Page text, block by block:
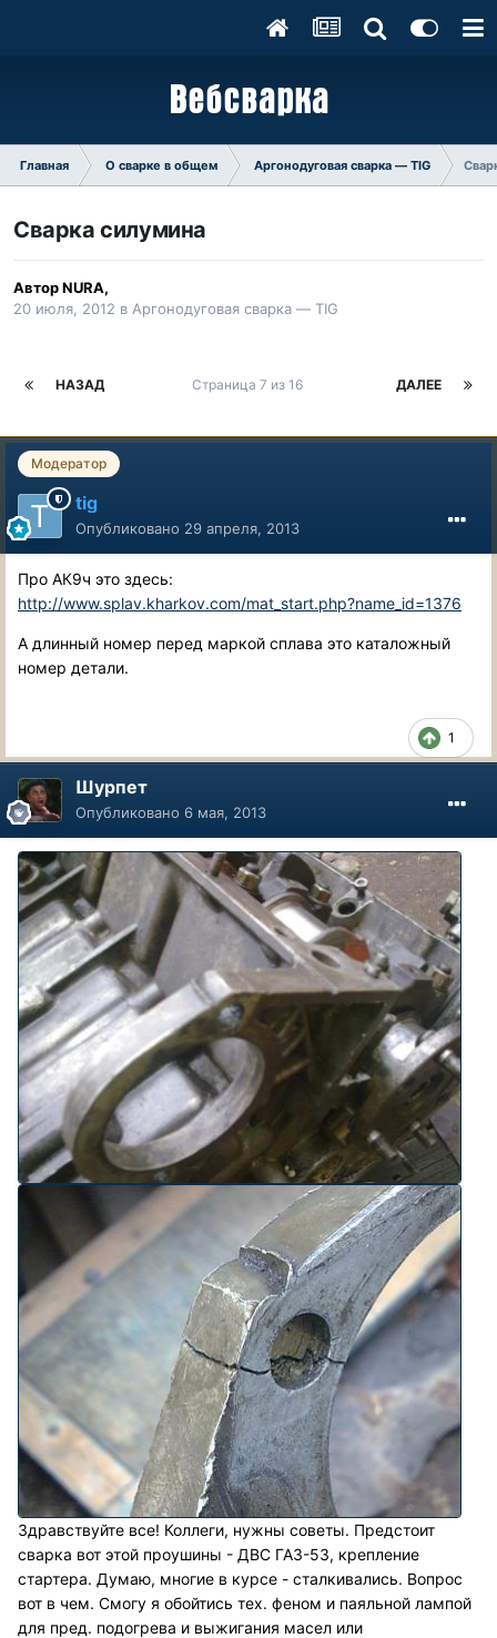
Главная О сварке в общем Аргонодуговая сварка — TIG
Сварка силумина
АвторNURA,
20 июля, 2012 в Аргонодуговая сварка — TIG
НАЗАД ДАЛЕЕ
Страница 7 из 16
Модератор
tig
Опубликовано 29 апреля, 2013
Про АК9ч это здесь:
http://www.splav.kharkov.com/mat_start.php?name_id=1376
А длинный номер перед маркой сплава это каталожный
номер детали.
1
Шурпет
Опубликовано 6 мая, 2013
Здравствуйте все! Коллеги, нужны советы. Предстоит
сварка вот этой проушины - ДВС ГАЗ-53, крепление
стартера. Думаю, многие в курсе - сталкивались. Вопрос
вот в чем. Смогу я обойтись тех. феном и паяльной лампой
для пред. подогрева и выжигания масел или